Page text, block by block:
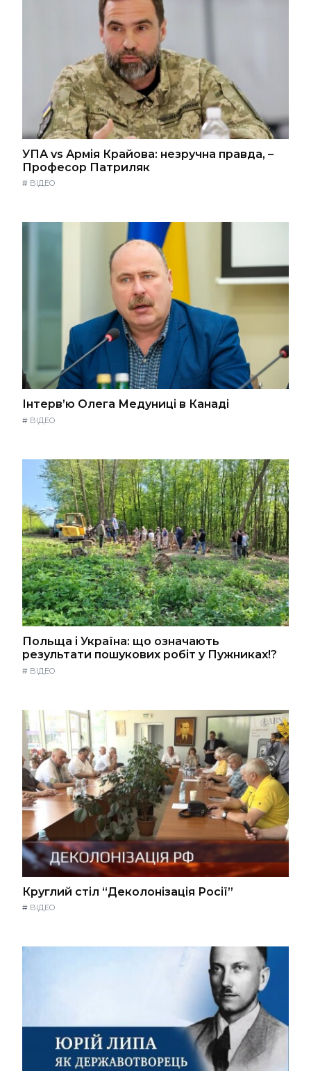
УПА vs Армія Крайова: незручна правда, –
Професор Патриляк
# ВІДЕО
Інтерв’ю Олега Медуниці в Канаді
# ВІДЕО
Польща і Україна: що означають
результати пошукових робіт у Пужниках!?
# ВІДЕО
Круглий стіл “Деколонізація Росії”
# ВІДЕО